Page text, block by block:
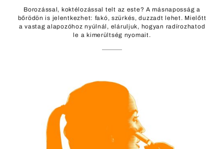
Borozással, koktélozással telt az este? A másnaposság a
bőrödön is jelentkezhet: fakó, szürkés, duzzadt lehet. Mielőtt
a vastag alapozóhoz nyúlnál, eláruljuk, hogyan radírozhatod
le a kimerültség nyomait.